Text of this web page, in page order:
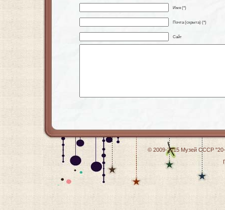
Имя (*)
Почта (скрыта) (*)
Сайт
© 2009-2015 Музей СССР